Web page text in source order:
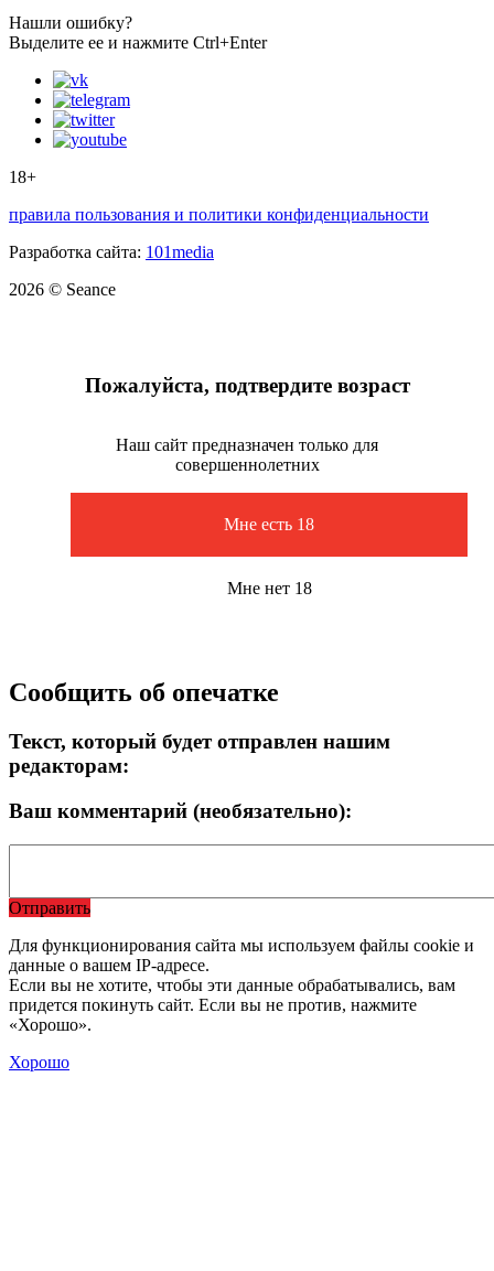
Нашли ошибку?
Выделите ее и нажмите Ctrl+Enter
18+
правила пользования и политики конфиденциальности
Разработка сайта: 101media
2026 © Seance
Пожалуйста, подтвердите возраст
Наш сайт предназначен только для
совершеннолетних
Мне есть 18
Мне нет 18
Сообщить об опечатке
Текст, который будет отправлен нашим
редакторам:
Ваш комментарий (необязательно):
Отправить
Для функционирования сайта мы используем файлы cookie и
данные о вашем IP-адресе.
Если вы не хотите, чтобы эти данные обрабатывались, вам
придется покинуть сайт. Если вы не против, нажмите
«Хорошо».
Хорошо